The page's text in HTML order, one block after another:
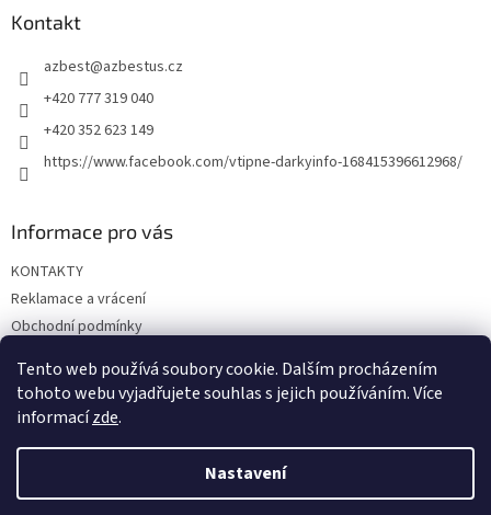
Tento web používá soubory cookie. Dalším procházením
tohoto webu vyjadřujete souhlas s jejich používáním. Více
informacízde.
Nastavení
Kontakt
azbest@azbestus.cz
+420 777 319 040
+420 352 623 149
https://www.facebook.com/vtipne-darkyinfo-168415396612968/
Informace pro vás
KONTAKTY
Reklamace a vrácení
Obchodní podmínky
Doprava a platba
Vytvořil Shoptet